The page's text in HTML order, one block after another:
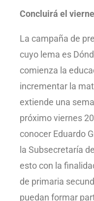
Concluirá el
La campaña de
cuyo lema es
comienza la
incrementar la
extiende una
próximo viernes
conocer Eduardo
la Subsecretaría
esto con la
de primaria
puedan formar